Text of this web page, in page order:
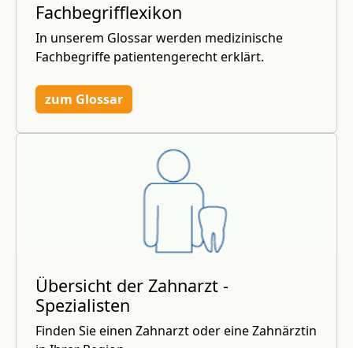
Fachbegrifflexikon
In unserem Glossar werden medizinische
Fachbegriffe patientengerecht erklärt.
zum Glossar
Übersicht der Zahnarzt -
Spezialisten
Finden Sie einen Zahnarzt oder eine Zahnärztin